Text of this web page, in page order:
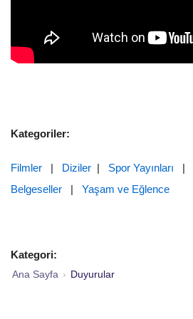
Kategoriler:
Filmler Diziler Spor Yayınları
Belgeseller
Yaşam ve Eğlence
Kategori:
Ana Sayfa › Duyurular